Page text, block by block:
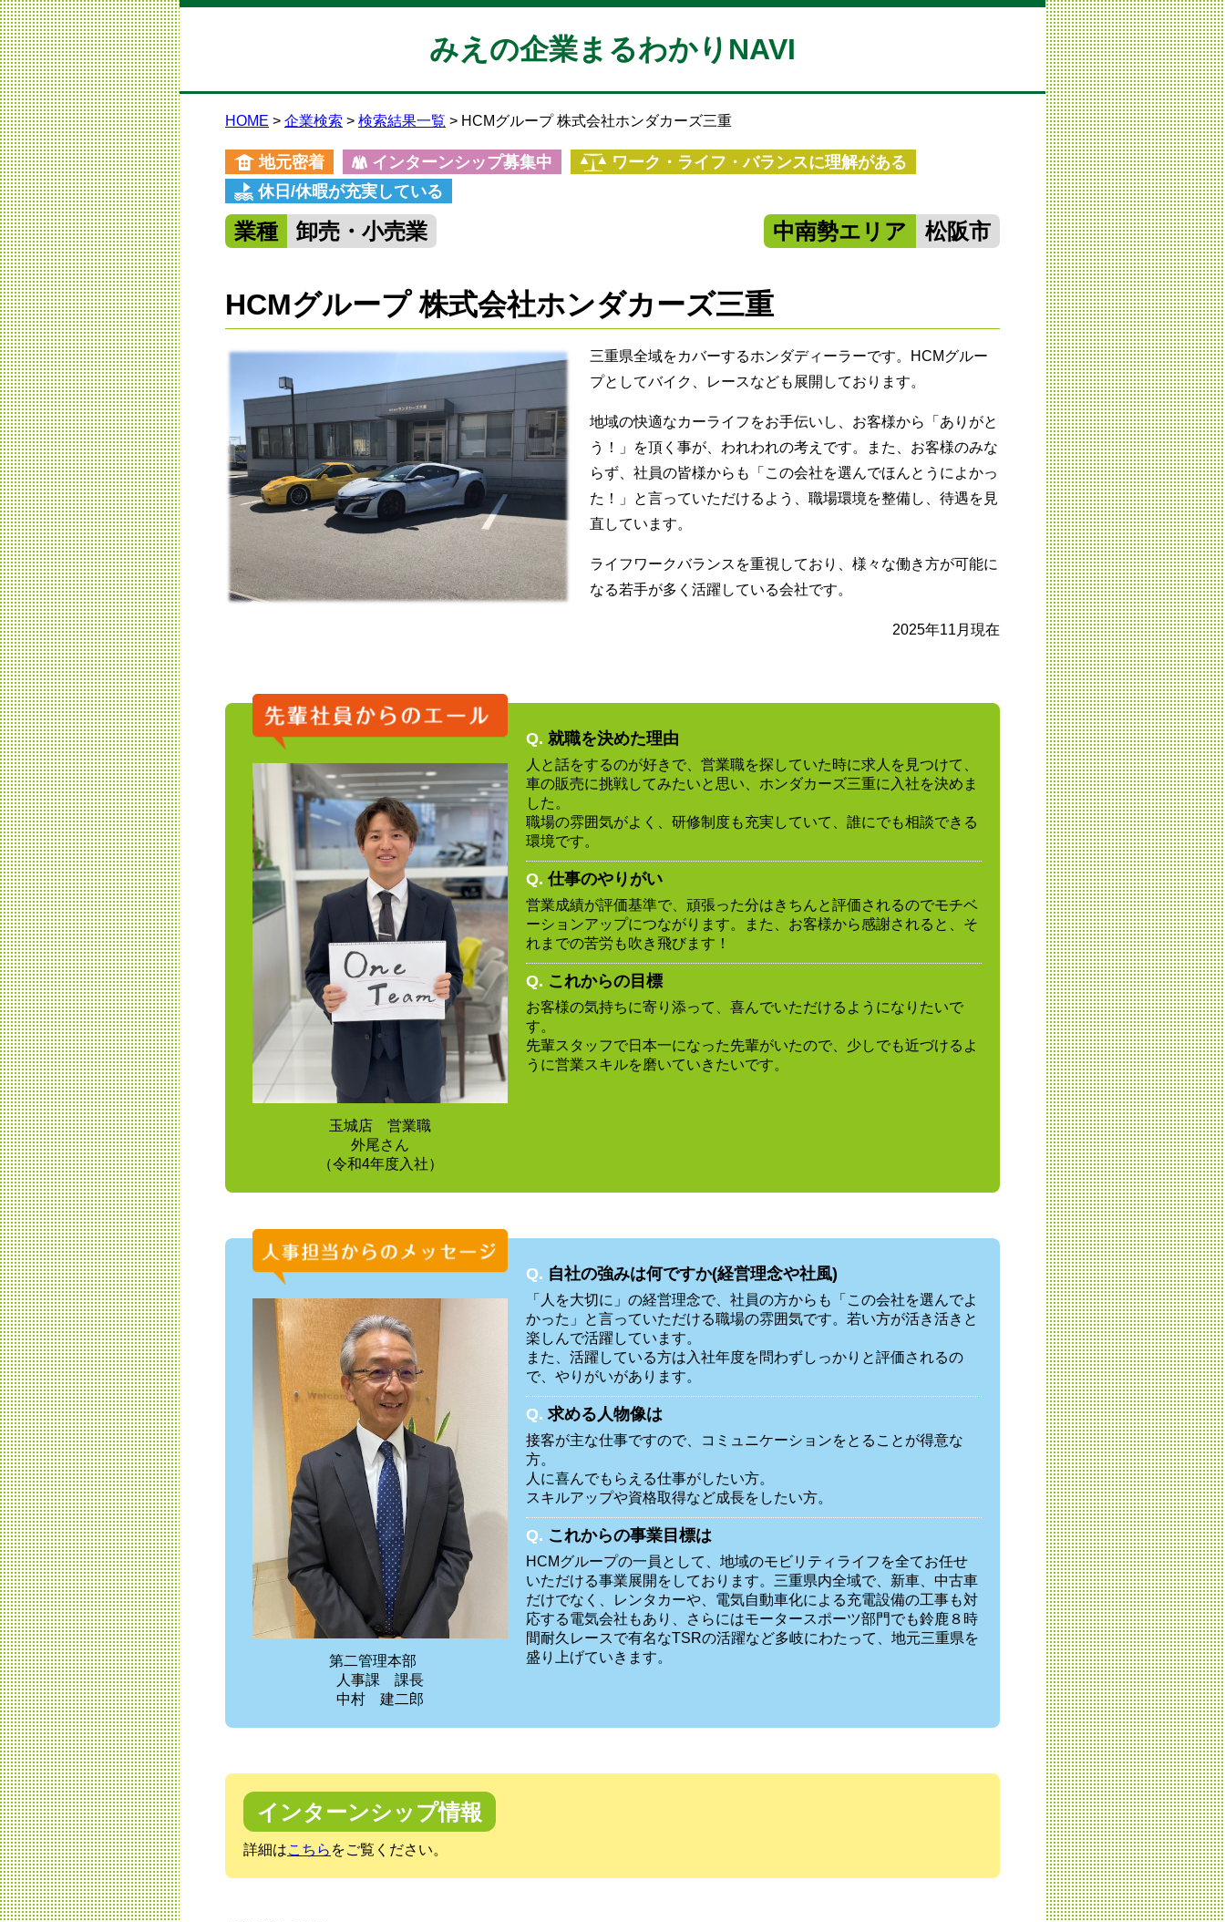
みえの企業まるわかりNAVI
HOME 企業検索 検索結果一覧 HCMグループ 株式会社ホンダカーズ三重
地元密着 インターンシップ募集中
ワーク・ライフ・バランスに理解がある
休日/休暇が充実している
業種 卸売・小売業 中南勢エリア 松阪市
HCMグループ 株式会社ホンダカーズ三重
三重県全域をカバーするホンダディーラーです。HCMグルー
プとしてバイク、レースなども展開しております。
地域の快適なカーライフをお手伝いし、お客様から「ありがと
う！」を頂く事が、われわれの考えです。また、お客様のみな
らず、社員の皆様からも「この会社を選んでほんとうによかっ
た！」と言っていただけるよう、職場環境を整備し、待遇を見
直しています。
ライフワークバランスを重視しており、様々な働き方が可能に
なる若手が多く活躍している会社です。
2025年11月現在
玉城店 営業職
外尾さん
（令和4年度入社）
Q. 就職を決めた理由
人と話をするのが好きで、営業職を探していた時に求人を見つけて、
車の販売に挑戦してみたいと思い、ホンダカーズ三重に入社を決めま
した。
職場の雰囲気がよく、研修制度も充実していて、誰にでも相談できる
環境です。
Q. 仕事のやりがい
営業成績が評価基準で、頑張った分はきちんと評価されるのでモチベ
ーションアップにつながります。また、お客様から感謝されると、そ
れまでの苦労も吹き飛びます！
Q. これからの目標
お客様の気持ちに寄り添って、喜んでいただけるようになりたいで
す。
先輩スタッフで日本一になった先輩がいたので、少しでも近づけるよ
うに営業スキルを磨いていきたいです。
第二管理本部
人事課 課長
中村 建二郎
Q. 自社の強みは何ですか(経営理念や社風)
「人を大切に」の経営理念で、社員の方からも「この会社を選んでよ
かった」と言っていただける職場の雰囲気です。若い方が活き活きと
楽しんで活躍しています。
また、活躍している方は入社年度を問わずしっかりと評価されるの
で、やりがいがあります。
Q. 求める人物像は
接客が主な仕事ですので、コミュニケーションをとることが得意な
方。
人に喜んでもらえる仕事がしたい方。
スキルアップや資格取得など成長をしたい方。
Q. これからの事業目標は
HCMグループの一員として、地域のモビリティライフを全てお任せ
いただける事業展開をしております。三重県内全域で、新車、中古車
だけでなく、レンタカーや、電気自動車化による充電設備の工事も対
応する電気会社もあり、さらにはモータースポーツ部門でも鈴鹿８時
間耐久レースで有名なTSRの活躍など多岐にわたって、地元三重県を
盛り上げていきます。
インターンシップ情報
詳細はこちら をご覧ください。